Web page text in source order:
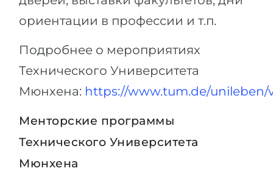
ориентации в профессии и т.п.
Подробнее о мероприятиях
Технического Университета
Мюнхена: https://www.tum.de/
Менторские программы
Технического Университета
Мюнхена